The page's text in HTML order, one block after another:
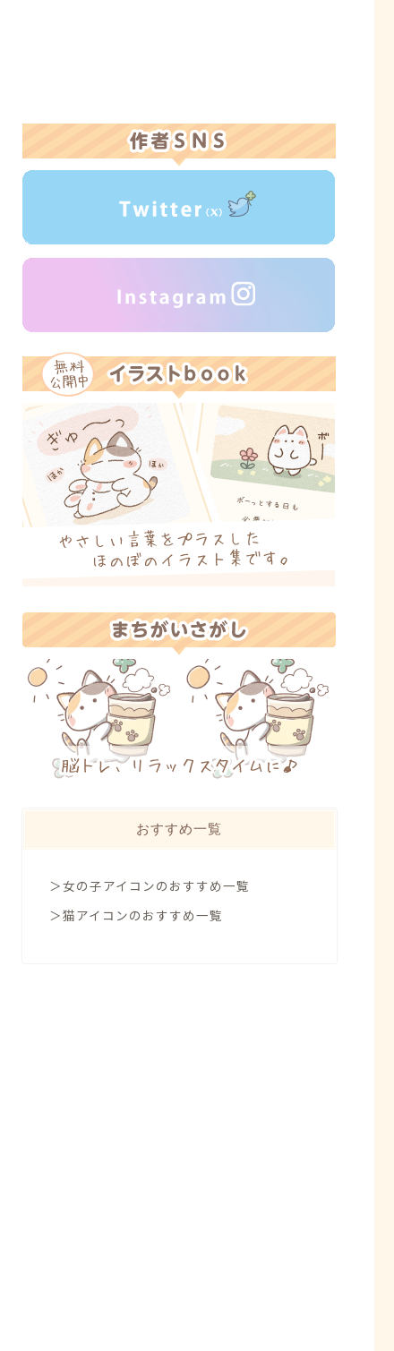
おすすめ一覧
＞女の子アイコンのおすすめ一覧
＞猫アイコンのおすすめ一覧